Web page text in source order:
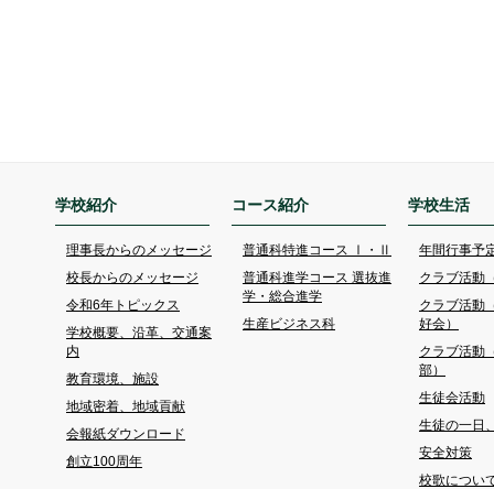
学校紹介
理事長からのメッセージ
校長からのメッセージ
令和6年トピックス
学校概要、沿革、交通案
内
教育環境、施設
地域密着、地域貢献
会報紙ダウンロード
創立100周年
コース紹介
普通科特進コース Ⅰ・Ⅱ
普通科進学コース 選抜進
学・総合進学
生産ビジネス科
学校生活
年間行事予
クラブ活動
クラブ活動
好会）
クラブ活動
部）
生徒会活動
生徒の一日
安全対策
校歌につい